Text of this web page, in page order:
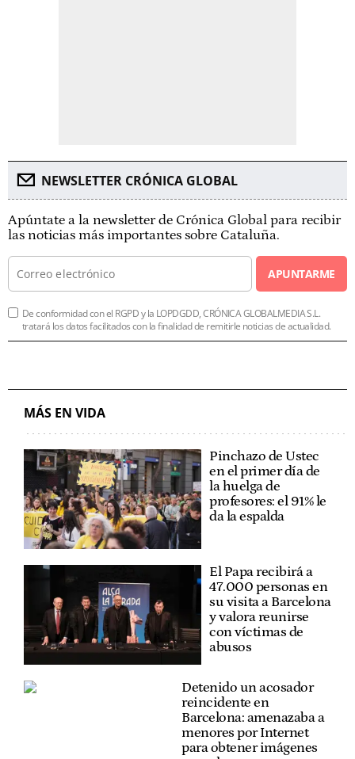
NEWSLETTER CRÓNICA GLOBAL
Apúntate a la newsletter de Crónica Global para recibir
las noticias más importantes sobre Cataluña.
APUNTARME
De conformidad con el RGPD y la LOPDGDD, CRÓNICA GLOBALMEDIA S.L.
tratará los datos facilitados con la finalidad de remitirle noticias de actualidad.
MÁS EN VIDA
Pinchazo de Ustec
en el primer día de
la huelga de
profesores: el 91% le
da la espalda
El Papa recibirá a
47.000 personas en
su visita a Barcelona
y valora reunirse
con víctimas de
abusos
Detenido un acosador
reincidente en
Barcelona: amenazaba a
menores por Internet
para obtener imágenes